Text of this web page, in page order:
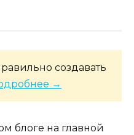
создавать
→
блоге на главной